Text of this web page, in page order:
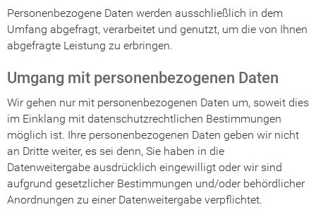
Personenbezogene Daten werden ausschließlich in dem
Umfang abgefragt, verarbeitet und genutzt, um die von Ihnen
abgefragte Leistung zu erbringen.
Umgang mit personenbezogenen Daten
Wir gehen nur mit personenbezogenen Daten um, soweit dies
im Einklang mit datenschutzrechtlichen Bestimmungen
möglich ist. Ihre personenbezogenen Daten geben wir nicht
an Dritte weiter, es sei denn, Sie haben in die
Datenweitergabe ausdrücklich eingewilligt oder wir sind
aufgrund gesetzlicher Bestimmungen und/oder behördlicher
Anordnungen zu einer Datenweitergabe verpflichtet.